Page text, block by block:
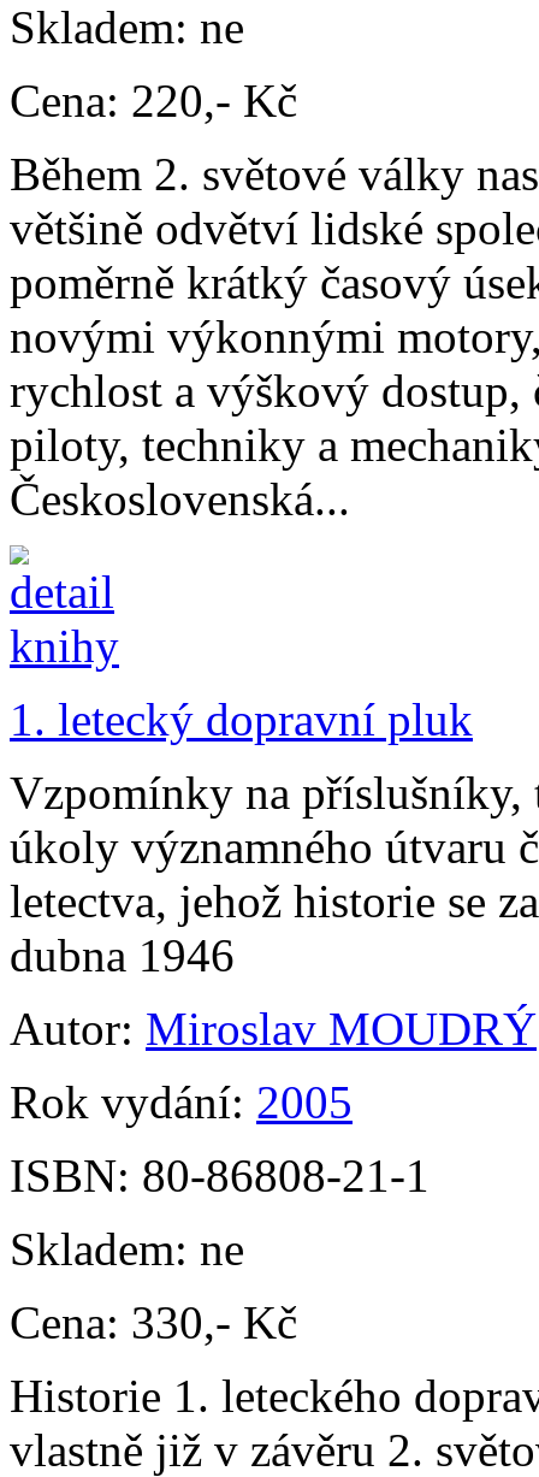
Skladem: ne
Cena: 220,- Kč
Během 2. světové války
většině odvětví lidské
poměrně krátký časový
novými výkonnými
rychlost a výškový
piloty, techniky a
Československá...
1. letecký dopravní pluk
Vzpomínky na příslušníky,
úkoly významného útvaru
letectva, jehož historie se
dubna 1946
Autor: Miroslav MOUDRÝ
Rok vydání: 2005
ISBN: 80-86808-21-1
Skladem: ne
Cena: 330,- Kč
Historie 1. leteckého
vlastně již v závěru 2.